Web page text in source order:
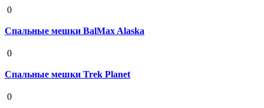
0
Спальные мешки BalMax Alaska
0
Спальные мешки Trek Planet
0